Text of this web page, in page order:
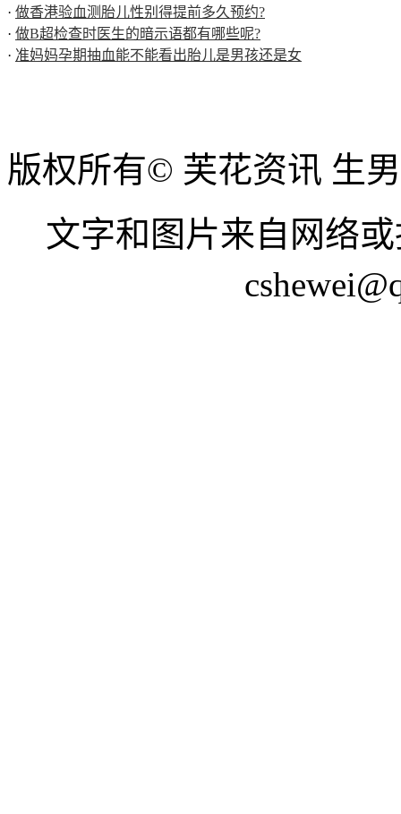
· 做香港验血测胎儿性别得提前多久预约?
· 做B超检查时医生的暗示语都有哪些呢?
· 准妈妈孕期抽血能不能看出胎儿是男孩还是女
版权所有© 芙花资讯 生
文字和图片来自网络